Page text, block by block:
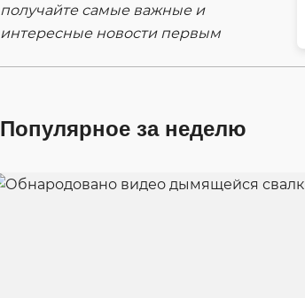
получайте самые важные и
интересные новости первым
Популярное за неделю